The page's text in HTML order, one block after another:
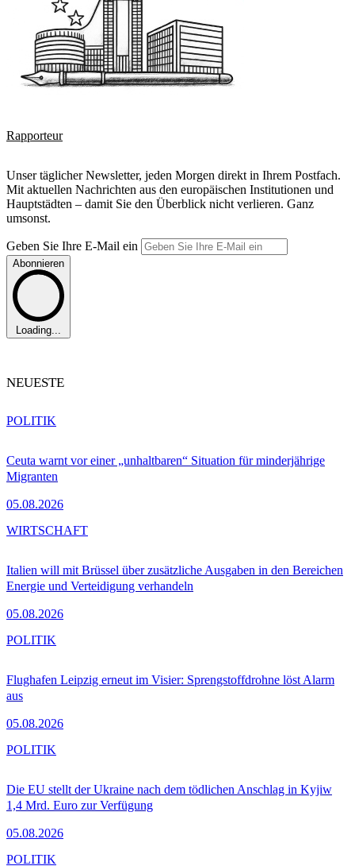
Rapporteur
Unser täglicher Newsletter, jeden Morgen direkt in Ihrem Postfach.
Mit aktuellen Nachrichten aus den europäischen Institutionen und
Hauptstädten – damit Sie den Überblick nicht verlieren. Ganz
umsonst.
Geben Sie Ihre E-Mail ein
Abonnieren
Loading...
NEUESTE
Ceuta warnt vor einer „unhaltbaren“ Situation für minderjährige
Migranten
05.08.2026
POLITIK
Italien will mit Brüssel über zusätzliche Ausgaben in den Bereichen
Energie und Verteidigung verhandeln
05.08.2026
WIRTSCHAFT
Flughafen Leipzig erneut im Visier: Sprengstoffdrohne löst Alarm
aus
05.08.2026
POLITIK
Die EU stellt der Ukraine nach dem tödlichen Anschlag in Kyjiw
1,4 Mrd. Euro zur Verfügung
05.08.2026
POLITIK
POLITIK